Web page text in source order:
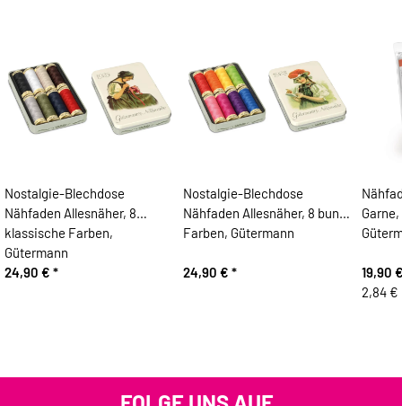
Nostalgie-Blechdose
Nähfaden Allesnäher, 8
klassische Farben,
Gütermann
24,90 € *
Nostalgie-Blechdose
Nähfaden Allesnäher, 8 bunte
Farben, Gütermann
24,90 € *
19,90
2,84 €